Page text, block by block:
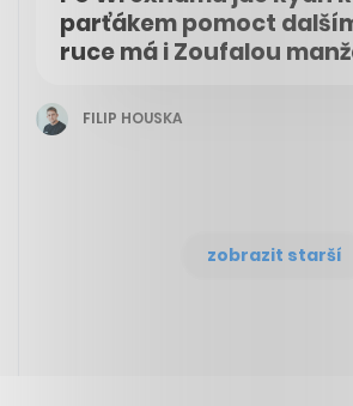
parťákem pomoct
ruce má i Zoufalou
FILIP HOUSKA
zobrazit starší